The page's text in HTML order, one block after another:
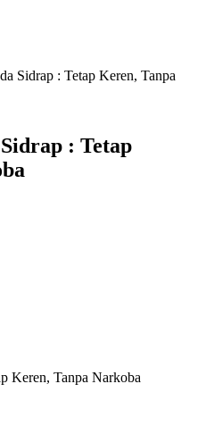
Sidrap : Tetap Keren, Tanpa
: Tetap
Keren, Tanpa Narkoba